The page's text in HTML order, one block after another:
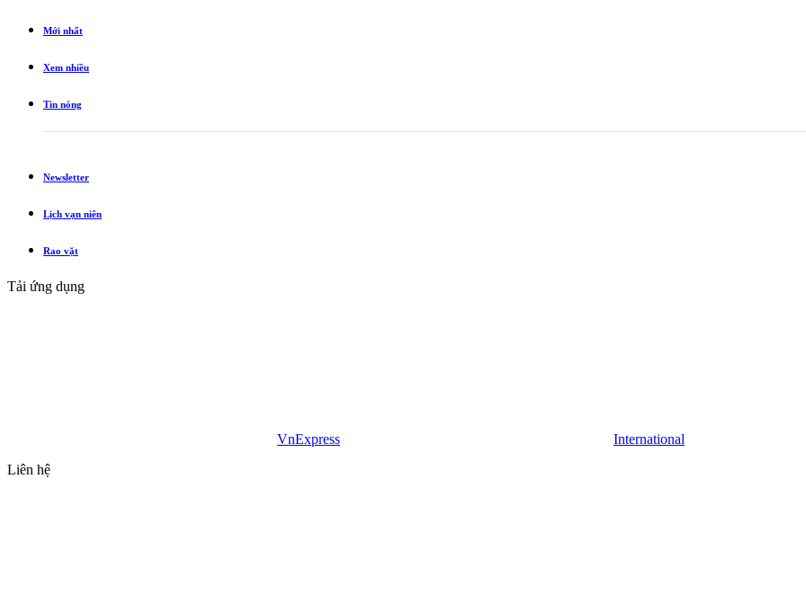
Mới nhất
Xem nhiều
Tin nóng
Newsletter
Lịch vạn niên
Rao vặt
Tải ứng dụng
VnExpress
International
Liên hệ